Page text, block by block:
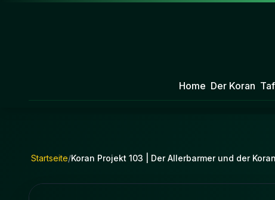
Home Der Koran
Startseite/Koran Projekt 103 | Der Allerbarmer und der